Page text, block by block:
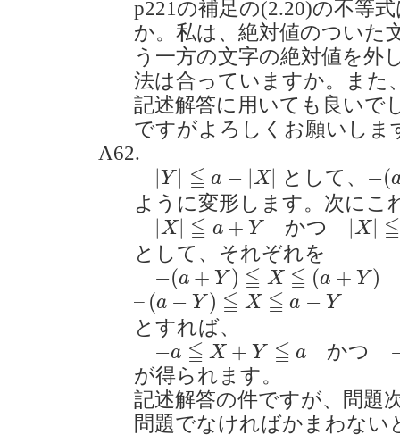
p221の補足の(2.20)の不等
か。私は、絶対値のついた
う一方の文字の絶対値を外
法は合っていますか。また
記述解答に用いても良いで
ですがよろしくお願いしま
A62.
| Y | ≦ a − |X|
|Y|≦ a− として、 −(
(a
ように変形します。次にこ
|X| ≦ a + Y
| X|≦a+Y かつ |X| ≦
|X|≦a
として、それぞれを
−(a + Y ) ≦ X ≦ (a + Y )
−(a + Y )≦X≦( a+Y)
– (a − Y ) ≦ X ≦ a − Y
(a −Y)≦X≦a −Y
とすれば、
−a ≦ X + Y ≦ a
− ≦ X+Y ≦ a かつ
が得られます。
記述解答の件ですが、問題
問題でなければかまわない